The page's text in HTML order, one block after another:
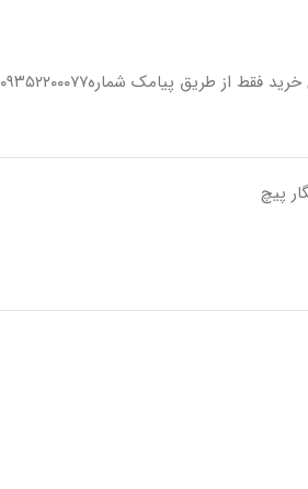
خریدفقط از طریق پیامک شماره۰۹۳۵۲۲۰۰۰۷۷ امکان پذیر است
پیچ